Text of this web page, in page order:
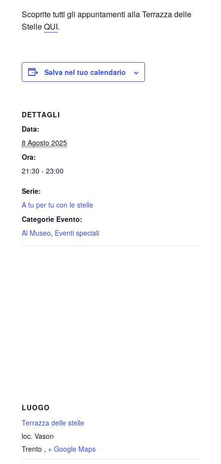
Scoprite tutti gli appuntamenti alla Terrazza delle
StelleQUI.
Salva nel tuo calendario
DETTAGLI
Data:
8 Agosto 2025
Ora:
21:30 - 23:00
Serie:
A tu per tu con le stelle
Categorie Evento:
Al Museo, Eventi speciali
LUOGO
Terrazza delle stelle
loc. Vason
Trento , + Google Maps